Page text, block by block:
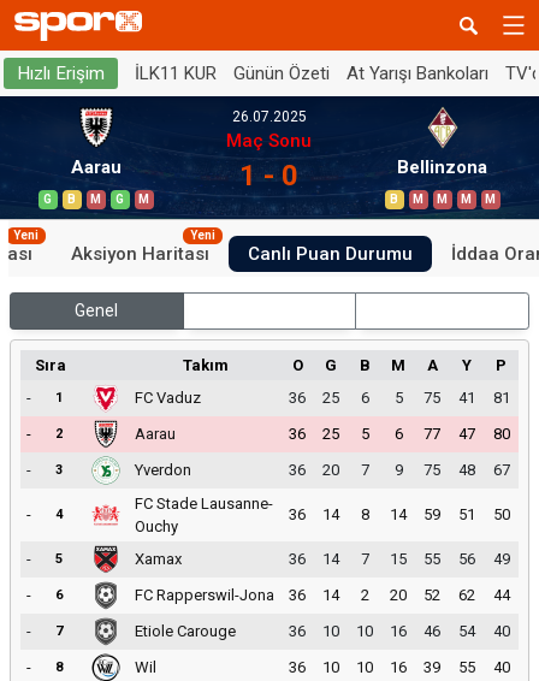
Hızlı Erişim İLK11 KUR Günün Özeti At Yarışı Bankoları
Aarau
G B M G M
26.07.2025
Maç Sonu
1 - 0 Bellinzona
B M M M M
Yeni
Aksiyon Haritası
Yeni
Canlı Puan Durumu İddaa
Genel
Sıra Takım O G B M A Y
P
-
1 FC Vaduz 36 25 6 5 75 41
81
-
2 Aarau 36 25 5 6 77 47
80
-
3 Yverdon 36 20 7 9 75 48 67
- 4
FC Stade Lausanne-
Ouchy
36 14 8 14 59 51 50
- 5 Xamax 36 14 7 15 55 56
49
-
6 FC Rapperswil-Jona 36 14 2 20 52 62
44
-
7 Etiole Carouge 36 10 10 16 46 54
40
-
8 Wil 36 10 10 16 39 55
40